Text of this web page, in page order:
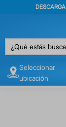
¿Qué estás
Seleccionar
ubicación